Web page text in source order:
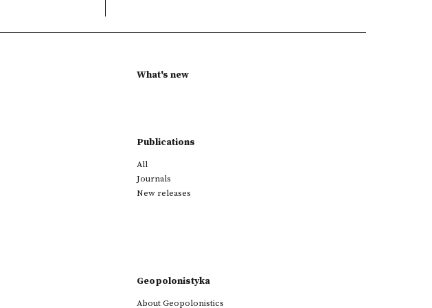
What's new
Publications
All
Journals
New releases
Geopolonistyka
About Geopolonistics